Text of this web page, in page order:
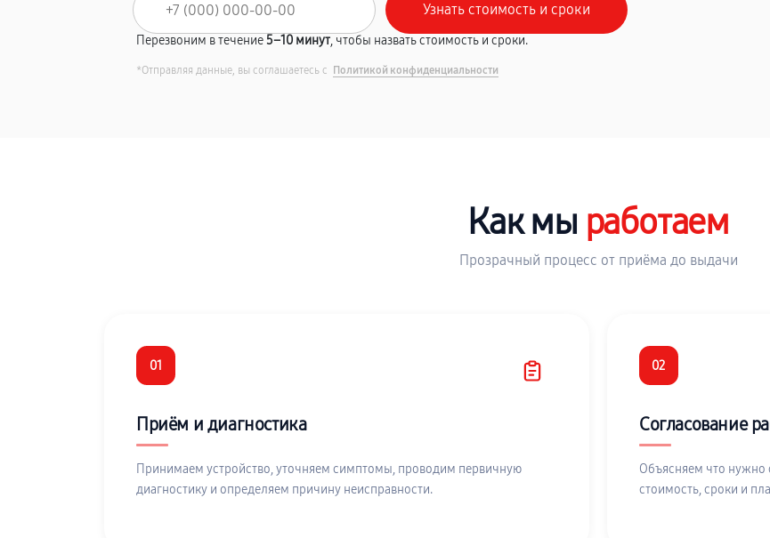
Перезвоним в течение5–10 минут, чтобы назвать стоимость и сроки.
*Отправляя данные, вы соглашаетесь с Политикой конфиденциальности
Как мы работаем
Прозрачный процесс от приёма до выдачи
01
Приём и диагностика
Принимаем устройство, уточняем симптомы, проводим первичную
диагностику и определяем причину неисправности.
02
Согласование
Объясняем что нужно
стоимость, сроки и